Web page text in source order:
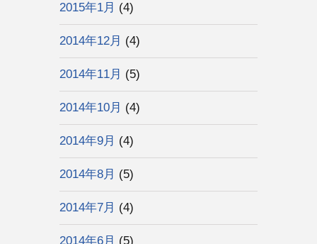
2015年1月 (4)
2014年12月 (4)
2014年11月 (5)
2014年10月 (4)
2014年9月 (4)
2014年8月 (5)
2014年7月 (4)
2014年6月 (5)